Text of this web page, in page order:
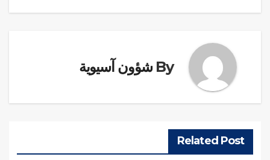
By شؤون آسيوية
Related Post